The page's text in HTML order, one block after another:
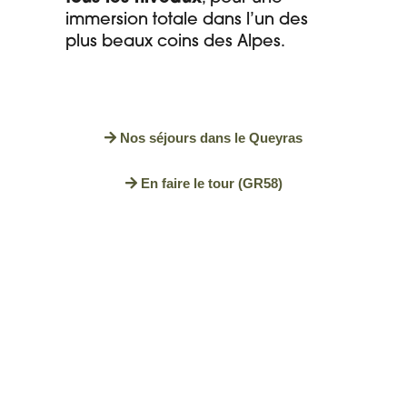
immersion totale dans l’un des
plus beaux coins des Alpes.
Nos séjours dans le Queyras
En faire le tour (GR58)